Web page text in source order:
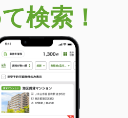
検索！